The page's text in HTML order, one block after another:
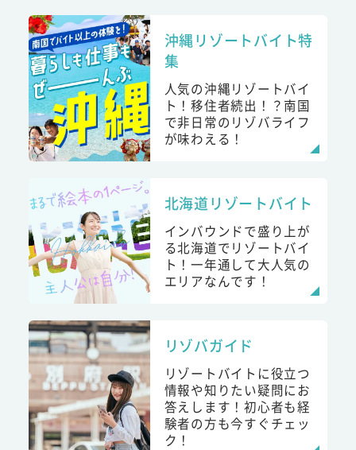
沖縄リゾートバイト特
集
人気の沖縄リゾートバイ
ト！移住者続出！？南国
で非日常のリゾバライフ
が味わえる！
北海道リゾートバイト
インバウンドで盛り上が
る北海道でリゾートバイ
ト！一年通して大人気の
エリアなんです！
リゾバガイド
リゾートバイトに役立つ
情報や知りたい疑問にお
答えします！初心者も経
験者の方も今すぐチェッ
ク！